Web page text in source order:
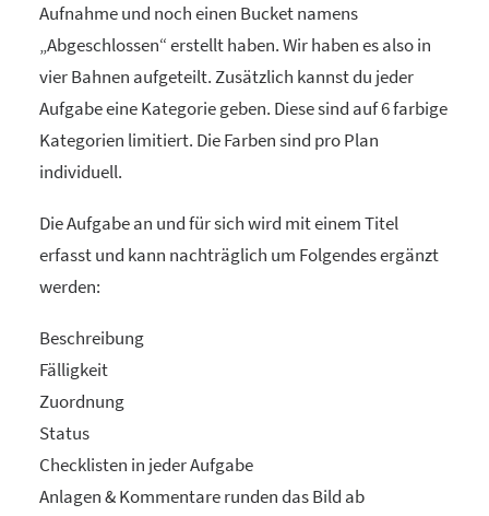
Aufnahme und noch einen Bucket namens
„Abgeschlossen“ erstellt haben. Wir haben es also in
vier Bahnen aufgeteilt. Zusätzlich kannst du jeder
Aufgabe eine Kategorie geben. Diese sind auf 6 farbige
Kategorien limitiert. Die Farben sind pro Plan
individuell.
Die Aufgabe an und für sich wird mit einem Titel
erfasst und kann nachträglich um Folgendes ergänzt
werden:
Beschreibung
Fälligkeit
Zuordnung
Status
Checklisten in jeder Aufgabe
Anlagen & Kommentare runden das Bild ab